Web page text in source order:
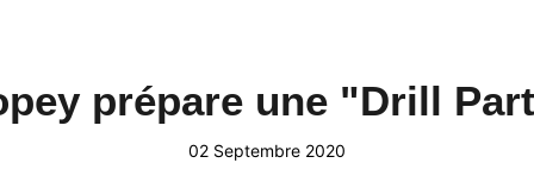
prépare une "Drill
02 Septembre 2020